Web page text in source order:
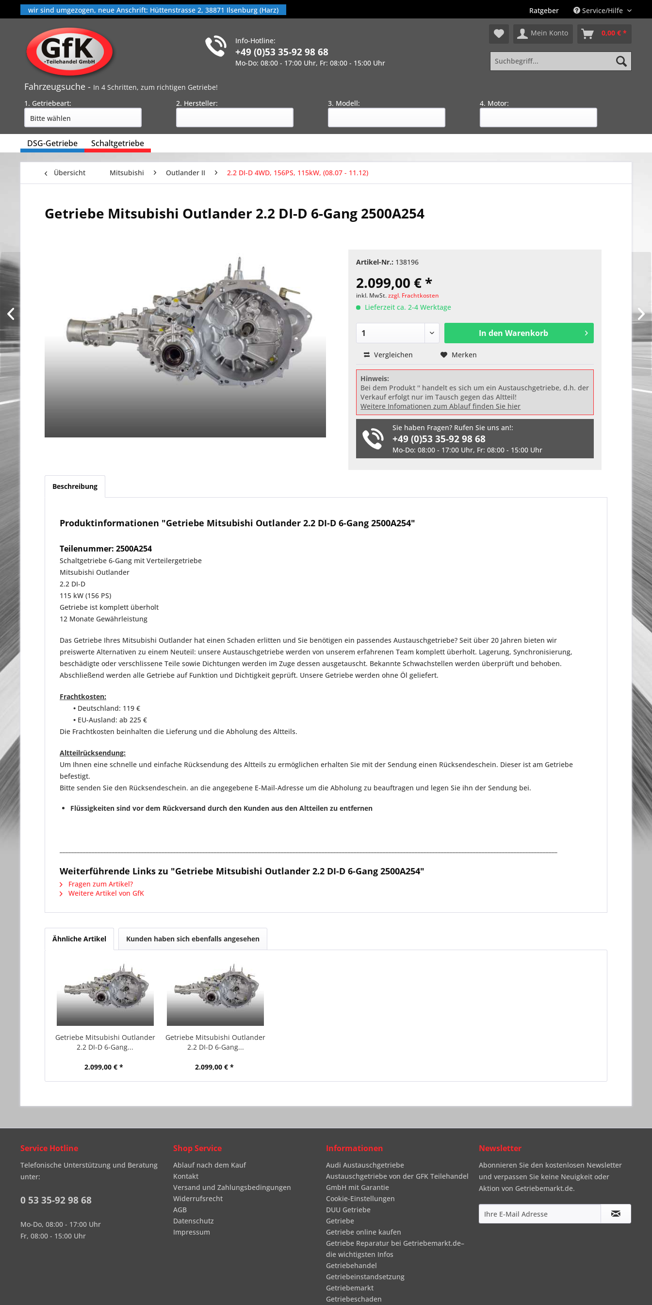
wir sind umgezogen, neue Anschrift: Hüttenstrasse 2, 38871 Ilsenburg (Harz) Ratgeber Service/Hilfe
Info-Hotline:
+49 (0)53 35-92 98 68
Mo-Do: 08:00 - 17:00 Uhr, Fr: 08:00 - 15:00 Uhr
Mein Konto 0,00 € *
Fahrzeugsuche - In 4 Schritten, zum richtigen Getriebe!
1. Getriebeart:
2. Hersteller: 3. Modell: 4. Motor:
DSG-Getriebe Schaltgetriebe
Übersicht Mitsubishi Outlander II 2.2 DI-D 4WD, 156PS, 115kW, (08.07 - 11.12)
Getriebe Mitsubishi Outlander 2.2 DI-D 6-Gang 2500A254
Artikel-Nr.: 138196
2.099,00 € *
inkl. MwSt.zzgl. Frachtkosten
Lieferzeit ca. 2-4 Werktage
In den Warenkorb
Vergleichen Merken
Hinweis:
Bei dem Produkt '' handelt es sich um ein Austauschgetriebe, d.h. der
Verkauf erfolgt nur im Tausch gegen das Altteil!
Weitere Infomationen zum Ablauf finden Sie hier
Sie haben Fragen? Rufen Sie uns an!:
+49 (0)53 35-92 98 68
Mo-Do: 08:00 - 17:00 Uhr, Fr: 08:00 - 15:00 Uhr
Beschreibung
Produktinformationen "Getriebe Mitsubishi Outlander 2.2 DI-D 6-Gang 2500A254"
Teilenummer: 2500A254
Schaltgetriebe 6-Gang mit Verteilergetriebe
Mitsubishi Outlander
2.2 DI-D
115 kW (156 PS)
Getriebe ist komplett überholt
12 Monate Gewährleistung
Das Getriebe Ihres Mitsubishi Outlander hat einen Schaden erlitten und Sie benötigen ein passendes Austauschgetriebe? Seit über 20 Jahren bieten wir
preiswerte Alternativen zu einem Neuteil: unsere Austauschgetriebe werden von unserem erfahrenen Team komplett überholt. Lagerung, Synchronisierung,
beschädigte oder verschlissene Teile sowie Dichtungen werden im Zuge dessen ausgetauscht. Bekannte Schwachstellen werden überprüft und behoben.
Abschließend werden alle Getriebe auf Funktion und Dichtigkeit geprüft. Unsere Getriebe werden ohne Öl geliefert.
Frachtkosten:
• Deutschland: 119 €
• EU-Ausland: ab 225 €
Die Frachtkosten beinhalten die Lieferung und die Abholung des Altteils.
Altteilrücksendung:
Um Ihnen eine schnelle und einfache Rücksendung des Altteils zu ermöglichen erhalten Sie mit der Sendung einen Rücksendeschein. Dieser ist am Getriebe
befestigt.
Bitte senden Sie den Rücksendeschein. an die angegebene E-Mail-Adresse um die Abholung zu beauftragen und legen Sie ihn der Sendung bei.
Flüssigkeiten sind vor dem Rückversand durch den Kunden aus den Altteilen zu entfernen
Weiterführende Links zu "Getriebe Mitsubishi Outlander 2.2 DI-D 6-Gang 2500A254"
Fragen zum Artikel?
Weitere Artikel von GfK
Ähnliche Artikel Kunden haben sich ebenfalls angesehen
Getriebe Mitsubishi Outlander
2.2 DI-D 6-Gang...
2.099,00 € *
Getriebe Mitsubishi Outlander
2.2 DI-D 6-Gang...
2.099,00 € *
Service Hotline
Telefonische Unterstützung und Beratung
unter:
0 53 35-92 98 68
Mo-Do, 08:00 - 17:00 Uhr
Fr, 08:00 - 15:00 Uhr
Shop Service
Ablauf nach dem Kauf
Kontakt
Versand und Zahlungsbedingungen
Widerrufsrecht
AGB
Datenschutz
Impressum
Informationen
Audi Austauschgetriebe
Austauschgetriebe von der GFK Teilehandel
GmbH mit Garantie
Cookie-Einstellungen
DUU Getriebe
Getriebe
Getriebe online kaufen
Getriebe Reparatur bei Getriebemarkt.de–
die wichtigsten Infos
Getriebehandel
Getriebeinstandsetzung
Getriebemarkt
Getriebeschaden
Newsletter
Abonnieren Sie den kostenlosen Newsletter
und verpassen Sie keine Neuigkeit oder
Aktion von Getriebemarkt.de.